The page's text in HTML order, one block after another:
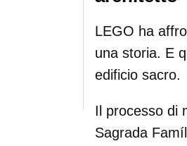
LEGO ha
una storia. E
edificio sacro.
Il processo di
Sagrada